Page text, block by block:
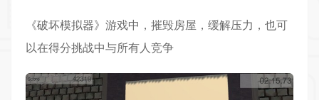
《破坏模拟器》游戏中，摧毁房屋，缓解压力，也可
以在得分挑战中与所有人竞争